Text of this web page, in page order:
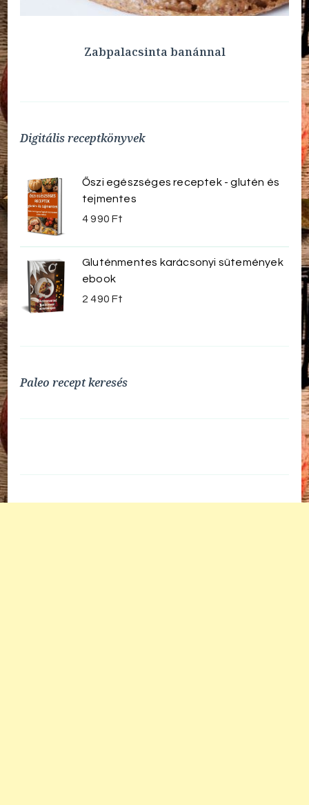
Zabpalacsinta banánnal
Digitális receptkönyvek
Őszi egészséges receptek - glutén és
tejmentes
4 990Ft
Gluténmentes karácsonyi sütemények
ebook
2 490Ft
Paleo recept keresés